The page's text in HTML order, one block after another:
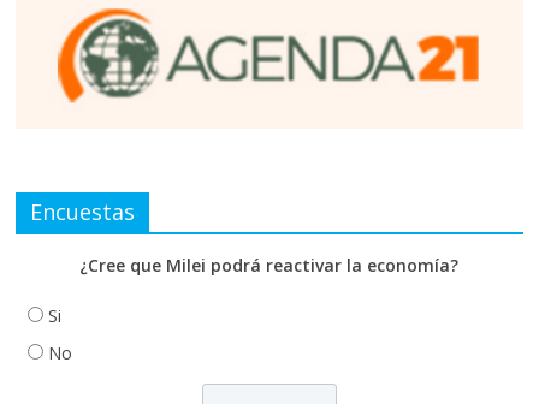
Encuestas
¿Cree que Milei podrá reactivar la economía?
Si
No